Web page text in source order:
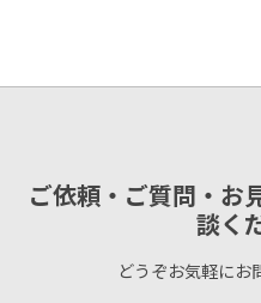
ご依頼・ご質問・お
談く
どうぞお気軽にお